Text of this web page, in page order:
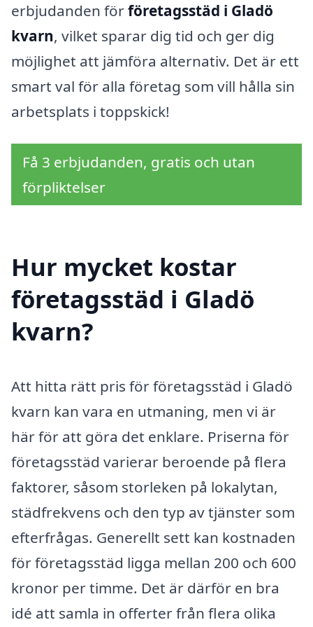
erbjudanden förföretagsstäd i Gladö
kvarn, vilket sparar dig tid och ger dig
möjlighet att jämföra alternativ. Det är ett
smart val för alla företag som vill hålla sin
arbetsplats i toppskick!
Få 3 erbjudanden, gratis och utan
förpliktelser
Hur mycket kostar
företagsstäd i Gladö
kvarn?
Att hitta rätt pris för företagsstäd i Gladö
kvarn kan vara en utmaning, men vi är
här för att göra det enklare. Priserna för
företagsstäd varierar beroende på flera
faktorer, såsom storleken på lokalytan,
städfrekvens och den typ av tjänster som
efterfrågas. Generellt sett kan kostnaden
för företagsstäd ligga mellan 200 och 600
kronor per timme. Det är därför en bra
idé att samla in offerter från flera olika